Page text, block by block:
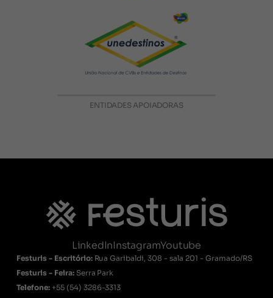
ENTIDADES APOIADORAS
LinkedInInstagramYoutube
Festuris - Escritório: Rua Garibaldi, 308 - sala 201 - Gramado/RS
Festuris - Feira: Serra Park
Telefone: +55 (54) 3286-3313